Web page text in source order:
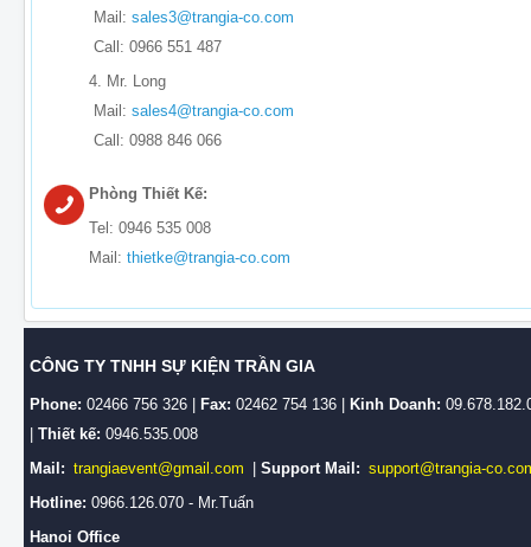
Mail: sales3@trangia-co.com
Call: 0966 551 487
4. Mr. Long
Mail: sales4@trangia-co.com
Call: 0988 846 066
Phòng Thiết Kế:
Tel: 0946 535 008
Mail: thietke@trangia-co.com
CÔNG TY TNHH SỰ KIỆN TRẦN GIA
Phone: 02466 756 326 | Fax: 02462 754 136 | Kinh Doanh:
| Thiết kế: 0946.535.008
Mail: trangiaevent@gmail.com | Support Mail: support@trangia-
Hotline: 0966.126.070 - Mr.Tuấn
Hanoi Office